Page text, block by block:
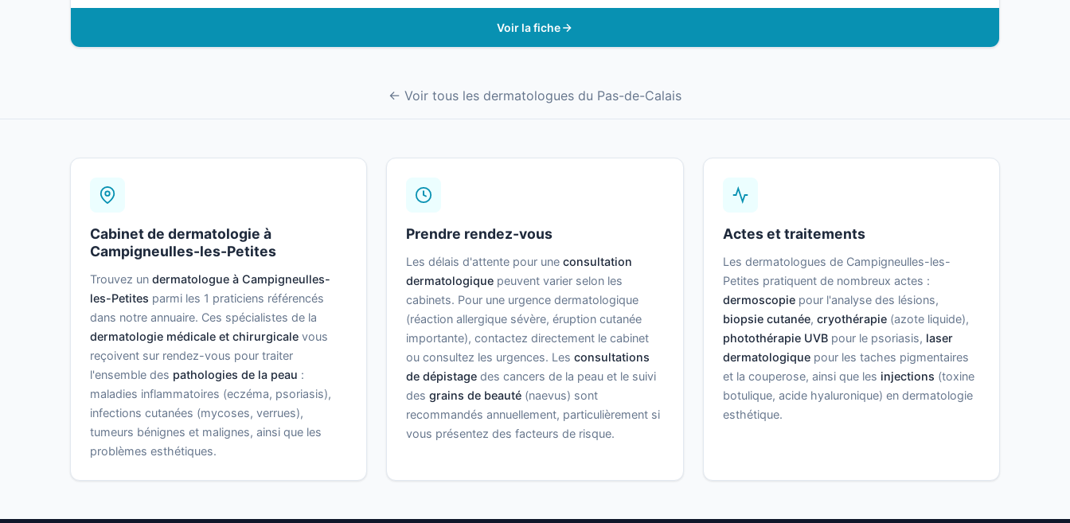
Voir la fiche
← Voir tous les dermatologues du Pas-de-Calais
Cabinet de dermatologie à
Campigneulles-les-Petites
Trouvez un dermatologue à Campigneulles-
les-Petites parmi les 1 praticiens référencés
dans notre annuaire. Ces spécialistes de la
dermatologie médicale et chirurgicale vous
reçoivent sur rendez-vous pour traiter
l'ensemble des pathologies de la peau :
maladies inflammatoires (eczéma, psoriasis),
infections cutanées (mycoses, verrues),
tumeurs bénignes et malignes, ainsi que les
problèmes esthétiques.
Prendre rendez-vous
Les délais d'attente pour uneconsultation
dermatologique peuvent varier selon les
cabinets. Pour une urgence dermatologique
(réaction allergique sévère, éruption cutanée
importante), contactez directement le cabinet
ou consultez les urgences. Lesconsultations
de dépistage des cancers de la peau et le suivi
desgrains de beauté (naevus) sont
recommandés annuellement, particulièrement si
vous présentez des facteurs de risque.
Actes et traitements
Les dermatologues de Campigneulles-les-
Petites pratiquent de nombreux actes :
dermoscopiepour l'analyse des lésions,
biopsie cutanée, cryothérapie(azote liquide),
photothérapie UVBpour le psoriasis, laser
dermatologiquepour les taches pigmentaires
et la couperose, ainsi que les injections (toxine
botulique, acide hyaluronique) en dermatologie
esthétique.